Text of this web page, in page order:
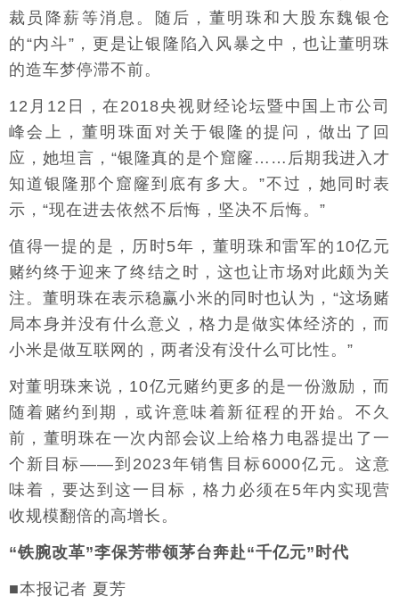
裁员降薪等消息。随后，董明珠和大股东魏银仓
的“内斗”，更是让银隆陷入风暴之中，也让董明珠
的造车梦停滞不前。
12月12日，在2018央视财经论坛暨中国上市公司
峰会上，董明珠面对关于银隆的提问，做出了回
应，她坦言，“银隆真的是个窟窿……后期我进入才
知道银隆那个窟窿到底有多大。”不过，她同时表
示，“现在进去依然不后悔，坚决不后悔。”
值得一提的是，历时5年，董明珠和雷军的10亿元
赌约终于迎来了终结之时，这也让市场对此颇为关
注。董明珠在表示稳赢小米的同时也认为，“这场赌
局本身并没有什么意义，格力是做实体经济的，而
小米是做互联网的，两者没有没什么可比性。”
对董明珠来说，10亿元赌约更多的是一份激励，而
随着赌约到期，或许意味着新征程的开始。不久
前，董明珠在一次内部会议上给格力电器提出了一
个新目标——到2023年销售目标6000亿元。这意
味着，要达到这一目标，格力必须在5年内实现营
收规模翻倍的高增长。
“铁腕改革”李保芳带领茅台奔赴“千亿元”时代
■本报记者 夏芳